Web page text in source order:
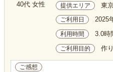
40代 女性 提供エリア 東
ご利用日 2025
利用時間 3.0時
ご利用目的 作
ご感想